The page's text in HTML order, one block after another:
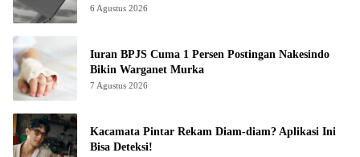
6 Agustus 2026
Iuran BPJS Cuma 1 Persen Postingan Nakesindo
Bikin Warganet Murka
7 Agustus 2026
Kacamata Pintar Rekam Diam-diam? Aplikasi Ini
Bisa Deteksi!